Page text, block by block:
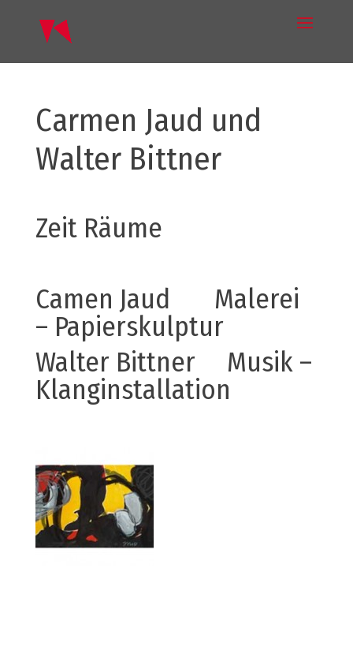
Carmen Jaud und
Walter Bittner
Zeit Räume
Camen Jaud Malerei
– Papierskulptur
Walter Bittner Musik –
Klanginstallation